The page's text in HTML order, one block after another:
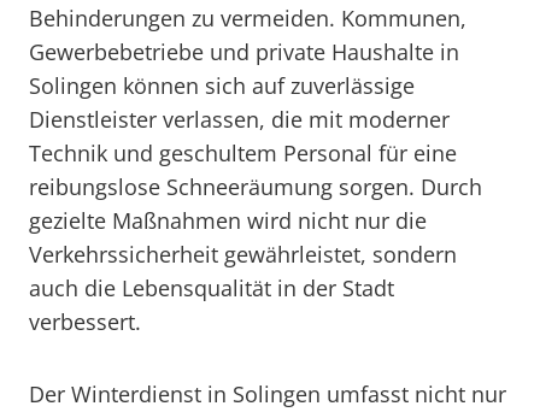
Behinderungen zu vermeiden. Kommunen,
Gewerbebetriebe und private Haushalte in
Solingen können sich auf zuverlässige
Dienstleister verlassen, die mit moderner
Technik und geschultem Personal für eine
reibungslose Schneeräumung sorgen. Durch
gezielte Maßnahmen wird nicht nur die
Verkehrssicherheit gewährleistet, sondern
auch die Lebensqualität in der Stadt
verbessert.
Der Winterdienst in Solingen umfasst nicht nur